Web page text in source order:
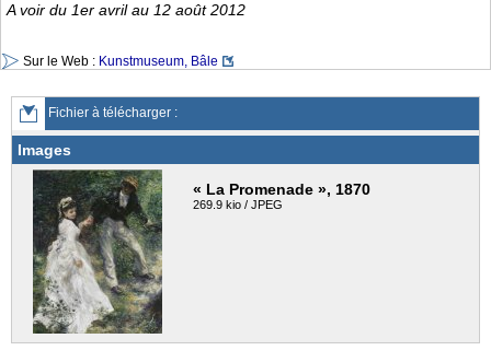
A voir du 1er avril au 12 août 2012
Sur le Web : Kunstmuseum, Bâle
Fichier à télécharger :
Images
« La Promenade », 1870
269.9 kio / JPEG